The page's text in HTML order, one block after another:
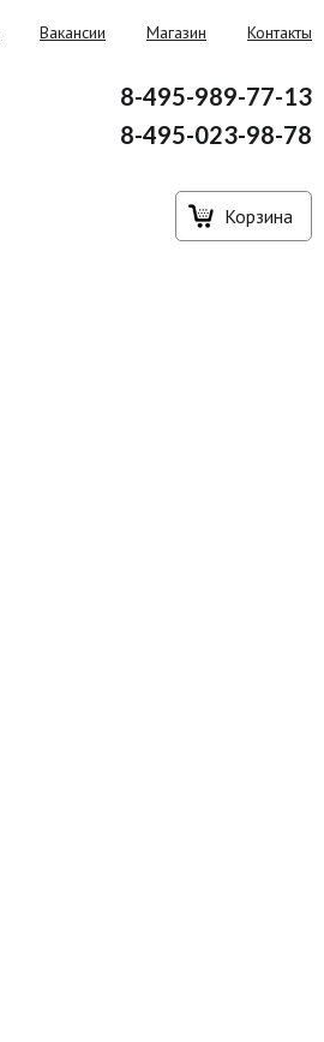
Вакансии Магазин Контакты
8-495-989-77-13
8-495-023-98-78
Корзина